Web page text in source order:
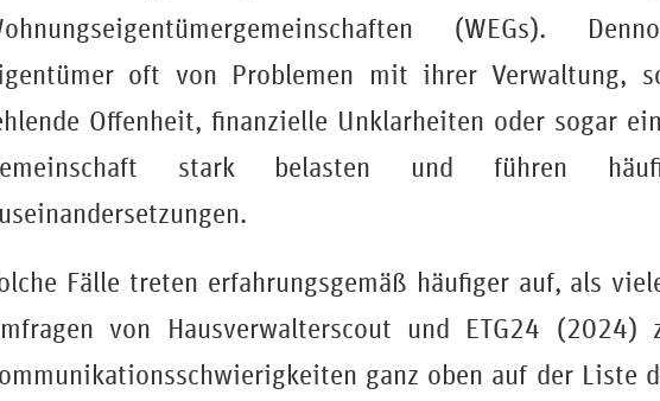
(WEGs).
oft von Problemen mit ihrer Verwaltung,
Offenheit, finanzielle Unklarheiten oder sogar
stark belasten und führen
Fälle treten erfahrungsgemäß häufiger auf, als
von Hausverwalterscout und ETG24 (2024)
ganz oben auf der Liste